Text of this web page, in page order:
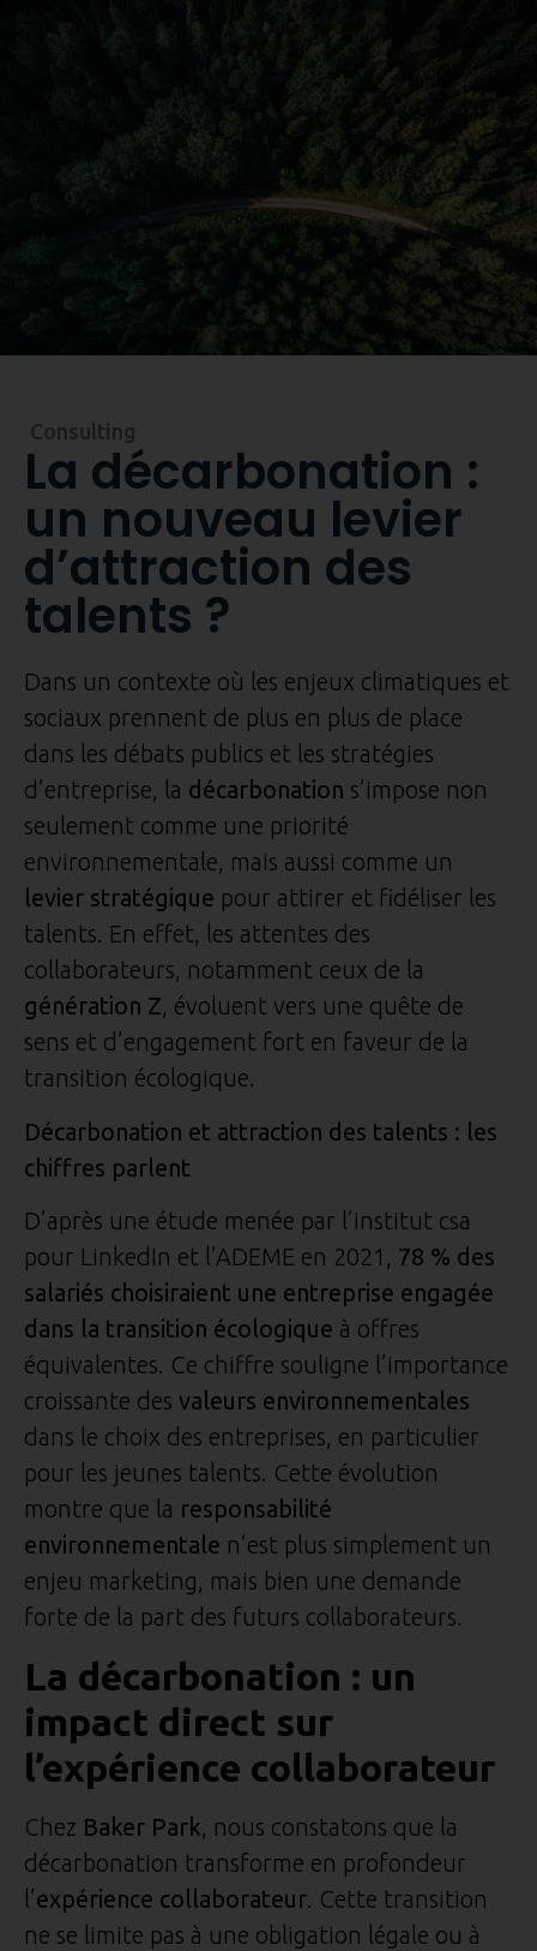
Reservez une démo
Consulting
La décarbonation :
un nouveau levier
d’attraction des
talents ?
Dans un contexte où les enjeux climatiques et
sociaux prennent de plus en plus de place
dans les débats publics et les stratégies
d’entreprise, la décarbonation s’impose non
seulement comme une priorité
environnementale, mais aussi comme un
levier stratégique pour attirer et fidéliser les
talents. En effet, les attentes des
collaborateurs, notamment ceux de la
génération Z, évoluent vers une quête de
sens et d’engagement fort en faveur de la
transition écologique.
Décarbonation et attraction des talents : les
chiffres parlent
D’après une étude menée par l’institut csa
pour LinkedIn et l’ADEME en 2021, 78 % des
salariés choisiraient une entreprise engagée
dans la transition écologique à offres
équivalentes. Ce chiffre souligne l’importance
croissante des valeurs environnementales
dans le choix des entreprises, en particulier
pour les jeunes talents. Cette évolution
montre que la responsabilité
environnementale n’est plus simplement un
enjeu marketing, mais bien une demande
forte de la part des futurs collaborateurs.
La décarbonation : un
impact direct sur
l’expérience collaborateur
Chez Baker Park , nous constatons que la
décarbonation transforme en profondeur
l’expérience collaborateur . Cette transition
ne se limite pas à une obligation légale ou à